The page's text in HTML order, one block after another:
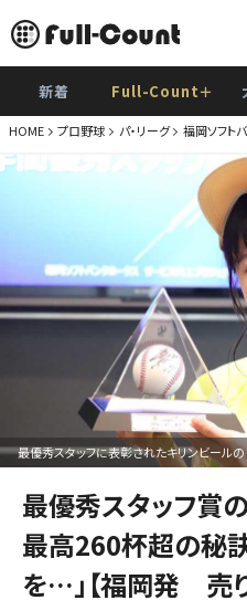
新着 Full-Count＋
HOME プロ野球 パ・リーグ 福岡ソフト
最優秀スタッフに表彰されたキリンビールの
最優秀スタッフ賞
最高260杯超の秘
を…」【福岡発 売